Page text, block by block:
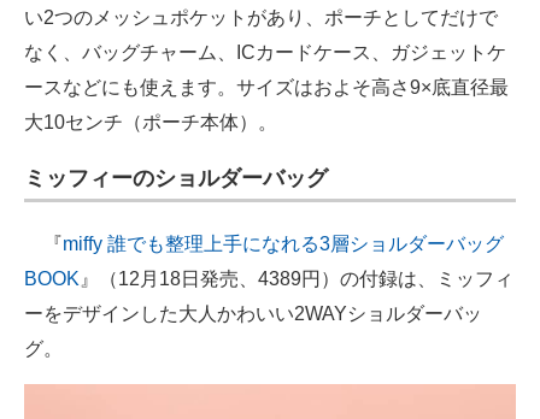
い2つのメッシュポケットがあり、ポーチとしてだけで
なく、バッグチャーム、ICカードケース、ガジェットケ
ースなどにも使えます。サイズはおよそ高さ9×底直径最
大10センチ（ポーチ本体）。
ミッフィーのショルダーバッグ
『miffy 誰でも整理上手になれる3層ショルダーバッグ
BOOK 』（12月18日発売、4389円）の付録は、ミッフィ
ーをデザインした大人かわいい2WAYショルダーバッ
グ。